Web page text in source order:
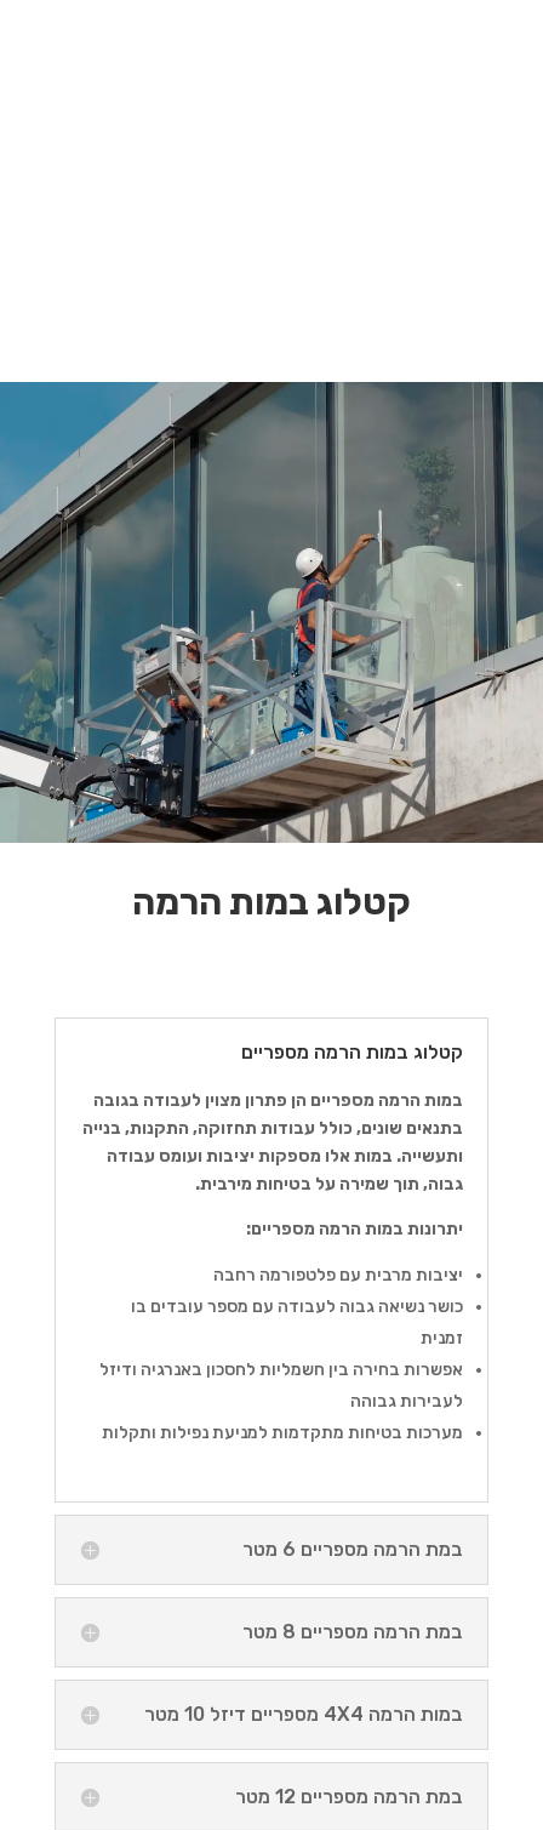
קטלוג במות הרמה
קטלוג במות הרמה מספריים
במות הרמה מספריים הן פתרון מצוין לעבודה בגובה
בתנאים שונים, כולל עבודות תחזוקה, התקנות, בנייה
ותעשייה. במות אלו מספקות יציבות ועומס עבודה
גבוה, תוך שמירה על בטיחות מירבית.
יתרונות במות הרמה מספריים:
יציבות מרבית עם פלטפורמה רחבה
כושר נשיאה גבוה לעבודה עם מספר עובדים בו
זמנית
אפשרות בחירה בין חשמליות לחסכון באנרגיה ודיזל
לעבירות גבוהה
מערכות בטיחות מתקדמות למניעת נפילות ותקלות
במת הרמה מספריים 6 מטר
במת הרמה מספריים 8 מטר
במות הרמה 4X4 מספריים דיזל 10 מטר
במת הרמה מספריים 12 מטר